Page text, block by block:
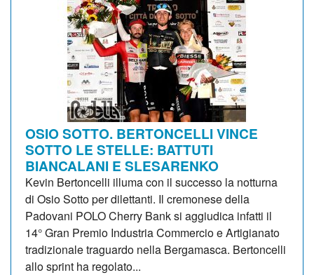
OSIO SOTTO. BERTONCELLI VINCE
SOTTO LE STELLE: BATTUTI
BIANCALANI E SLESARENKO
Kevin Bertoncelli illuma con il successo la notturna
di Osio Sotto per dilettanti. Il cremonese della
Padovani POLO Cherry Bank si aggiudica infatti il
14° Gran Premio Industria Commercio e Artigianato
tradizionale traguardo nella Bergamasca. Bertoncelli
allo sprint ha regolato...